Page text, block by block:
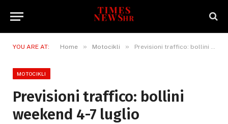
YOU ARE AT: Home » Motocikli » Previsioni traffico: bollini weekend 4-7 luglio
MOTOCIKLI
Previsioni traffico: bollini
weekend 4-7 luglio